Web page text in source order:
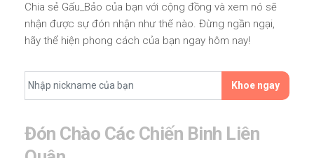
Chia sẻ Gấu_Bảo của bạn với cộng đồng và xem nó sẽ
nhận được sự đón nhận như thế nào. Đừng ngần ngại,
hãy thể hiện phong cách của bạn ngay hôm nay!
Khoe ngay
Đón Chào Các Chiến Binh Liên